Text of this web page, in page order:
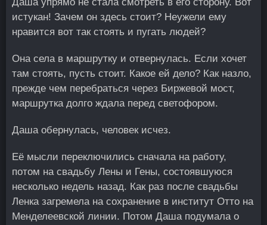
истукан! Зачем он здесь стоит? Неужели ему
нравится вот так стоять и пугать людей?
Она села в маршрутку и отвернулась. Если хочет
там стоять, пусть стоит. Какое ей дело? Как назло,
прежде чем перебраться через Биржевой мост,
маршрутка долго ждала перед светофором.
Даша обернулась, человек исчез.
Её мысли переключились сначала на работу,
потом на свадьбу Лены и Гены, состоявшуюся
несколько недель назад. Как раз после свадьбы
Ленка загремела на сохранение в институт Отто на
Менделеевской линии. Потом Даша подумала о